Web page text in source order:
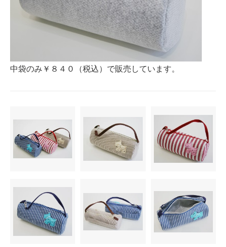
中袋のみ￥８４０（税込）で販売しています。